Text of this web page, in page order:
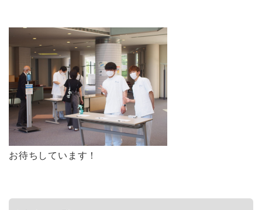
お待ちしています！